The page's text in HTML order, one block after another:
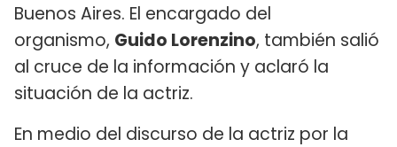
Buenos Aires. El encargado del
organismo, Guido Lorenzino, también salió
al cruce de la información y aclaró la
situación de la actriz.
En medio del discurso de la actriz por la